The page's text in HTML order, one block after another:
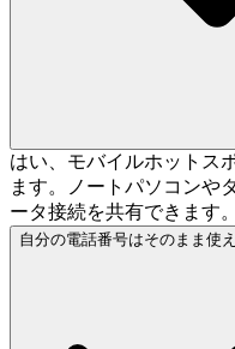
はい、モバイルホットス
ます。ノートパソコンや
ータ接続を共有できます。
自分の電話番号はそのまま使